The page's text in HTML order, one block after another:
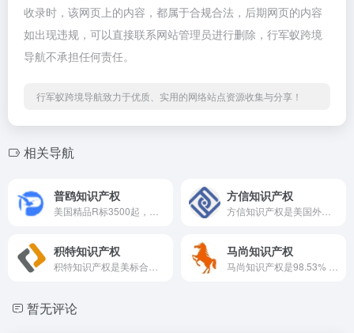
收录时，该网页上的内容，都属于合规合法，后期网页的内容
如出现违规，可以直接联系网站管理员进行删除，行军蚁跨境
导航不承担任何责任。
行军蚁跨境导航致力于优质、实用的网络站点资源收集与分享！
相关导航
普鸥知识产权 方信知识产权
积特知识产权 马尚知识产权
暂无评论